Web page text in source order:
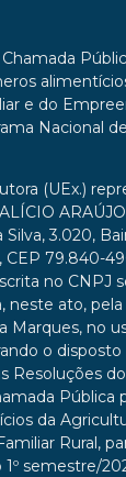
e do
Nacional
(UEx.)
3.020,
CEP 79.840-
no CNPJ
neste ato,
Marques, no
o disposto
Resoluções
Pública
da
Rural,
semestre/